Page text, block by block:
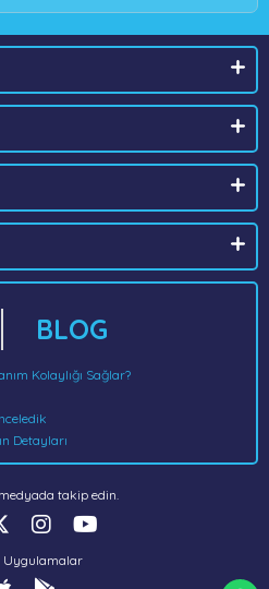
BLOG
Kolaylığı Sağlar?
Detayları
takip edin.
Uygulamalar